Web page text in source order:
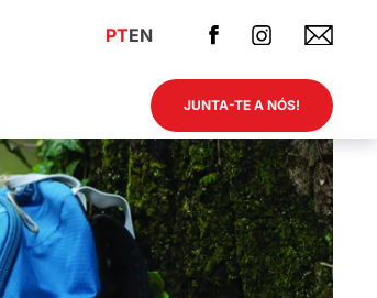
PTEN
JUNTA-TE A NÓS!